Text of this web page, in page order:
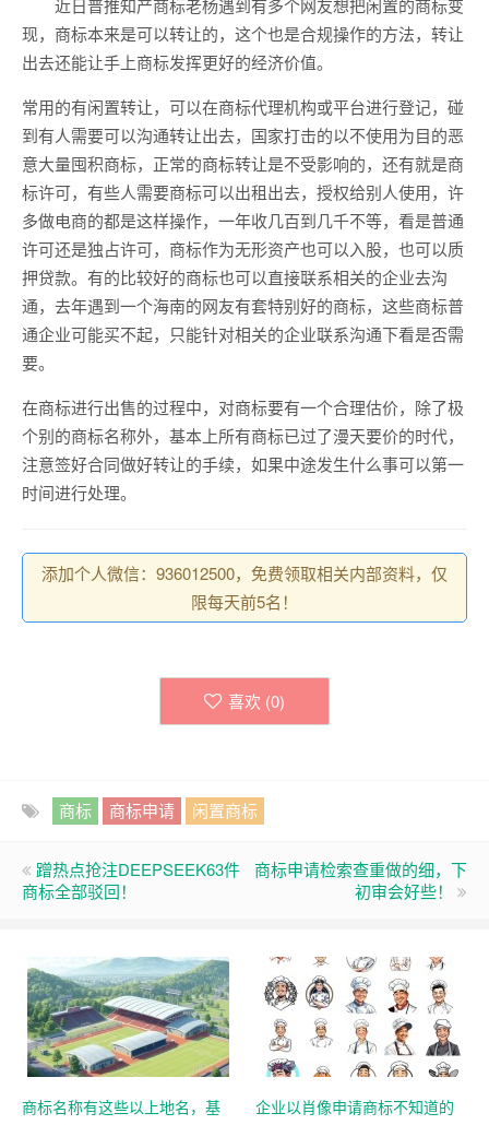
近日普推知产商标老杨遇到有多个网友想把闲置的商标变
现，商标本来是可以转让的，这个也是合规操作的方法，转让
出去还能让手上商标发挥更好的经济价值。
常用的有闲置转让，可以在商标代理机构或平台进行登记，碰
到有人需要可以沟通转让出去，国家打击的以不使用为目的恶
意大量囤积商标，正常的商标转让是不受影响的，还有就是商
标许可，有些人需要商标可以出租出去，授权给别人使用，许
多做电商的都是这样操作，一年收几百到几千不等，看是普通
许可还是独占许可，商标作为无形资产也可以入股，也可以质
押贷款。有的比较好的商标也可以直接联系相关的企业去沟
通，去年遇到一个海南的网友有套特别好的商标，这些商标普
通企业可能买不起，只能针对相关的企业联系沟通下看是否需
要。
在商标进行出售的过程中，对商标要有一个合理估价，除了极
个别的商标名称外，基本上所有商标已过了漫天要价的时代，
注意签好合同做好转让的手续，如果中途发生什么事可以第一
时间进行处理。
添加个人微信：936012500，免费领取相关内部资料，仅
限每天前5名！
喜欢 (0)
商标 商标申请 闲置商标
蹭热点抢注DEEPSEEK63件
商标全部驳回！
商标申请检索查重做的细，下
初审会好些！
商标名称有这些以上地名，基
企业以肖像申请商标不知道的